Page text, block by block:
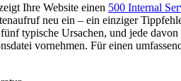
Ihre Website einen 500 Internal
neu ein – ein einziger
typische Ursachen, und jede
vornehmen. Für einen